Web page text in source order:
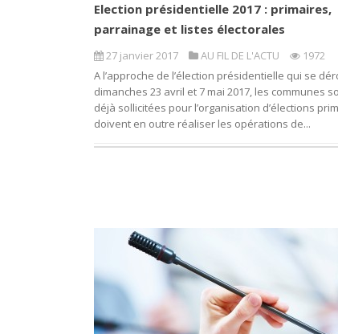
Election présidentielle 2017 : primaires,
parrainage et listes électorales
27 janvier 2017 AU FIL DE L'ACTU
1972
A l’approche de l’élection présidentielle qui se
dimanches 23 avril et 7 mai 2017, les communes
déjà sollicitées pour l’organisation d’élections
doivent en outre réaliser les opérations de...